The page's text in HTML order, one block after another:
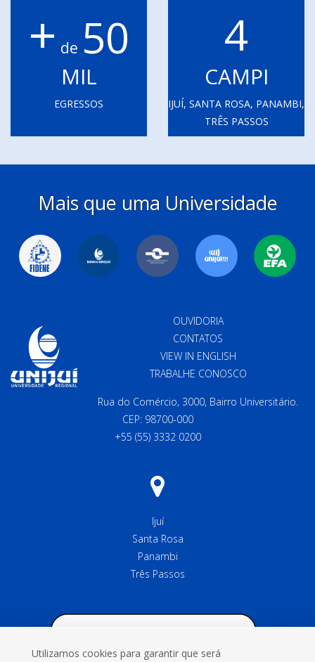
+ de 50
MIL
EGRESSOS
4
CAMPI
IJUÍ, SANTA ROSA, PANAMBI,
TRÊS PASSOS
Mais que uma Universidade
OUVIDORIA
CONTATOS
VIEW IN ENGLISH
TRABALHE CONOSCO
Rua do Comércio, 3000, Bairro Universitário.
CEP: 98700-000
+55 (55) 3332 0200
Ijuí
Santa Rosa
Panambi
Três Passos
Utilizamos cookies para garantir que será